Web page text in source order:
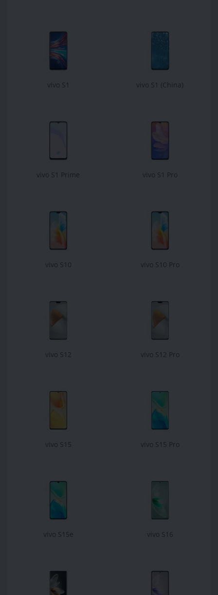
vivo S1 vivo S1 (China)
vivo S1 Prime vivo S1 Pro
vivo S10 vivo S10 Pro
vivo S12 vivo S12 Pro
vivo S15 vivo S15 Pro
vivo S15e vivo S16